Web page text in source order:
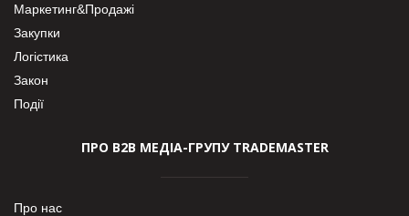
Маркетинг&Продажі
Закупки
Логістика
Закон
Події
ПРО В2В МЕДІА-ГРУПУ TRADEMASTER
Про нас